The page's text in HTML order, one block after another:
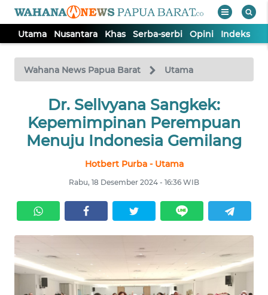
Utama Nusantara Khas Serba-serbi Opini Indeks
Wahana News Papua Barat Utama
Dr. Sellvyana Sangkek:
Kepemimpinan Perempuan
Menuju Indonesia Gemilang
Hotbert Purba - Utama
Rabu, 18 Desember 2024 - 16:36 WIB
TV
Tutup
NUSANTARA
SERBA-
SERBI
OPINI
Informasi